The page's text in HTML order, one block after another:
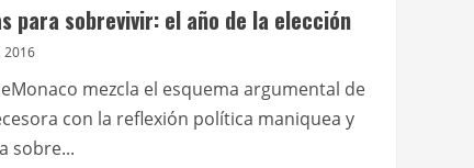
para sobrevivir: el año de la elección
2016
mezcla el esquema argumental de
con la reflexión política maniquea y
sobre...